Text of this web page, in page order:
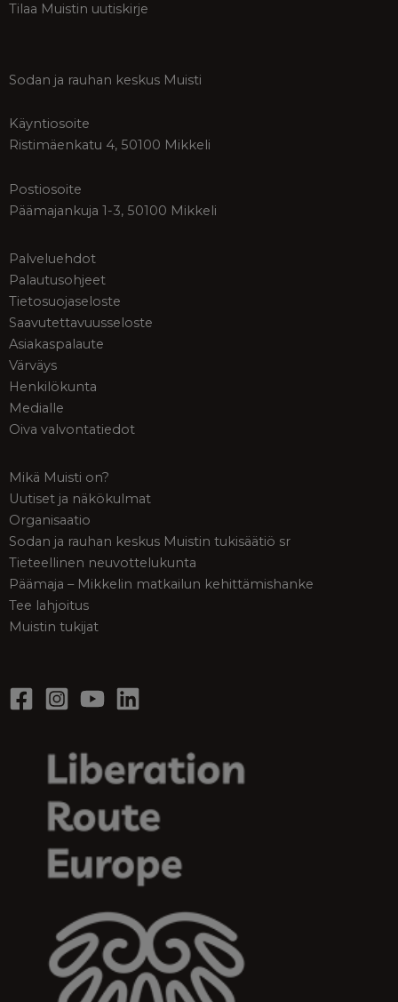
Tilaa Muistin uutiskirje
Sodan ja rauhan keskus Muisti
Käyntiosoite
Ristimäenkatu 4, 50100 Mikkeli
Postiosoite
Päämajankuja 1-3, 50100 Mikkeli
Palveluehdot
Palautusohjeet
Tietosuojaseloste
Saavutettavuusseloste
Asiakaspalaute
Värväys
Henkilökunta
Medialle
Oiva valvontatiedot
Mikä Muisti on?
Uutiset ja näkökulmat
Organisaatio
Sodan ja rauhan keskus Muistin tukisäätiö sr
Tieteellinen neuvottelukunta
Päämaja – Mikkelin matkailun kehittämishanke
Tee lahjoitus
Muistin tukijat